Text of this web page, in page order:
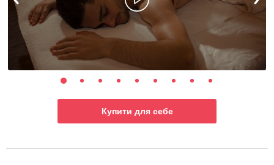
Купити для себе